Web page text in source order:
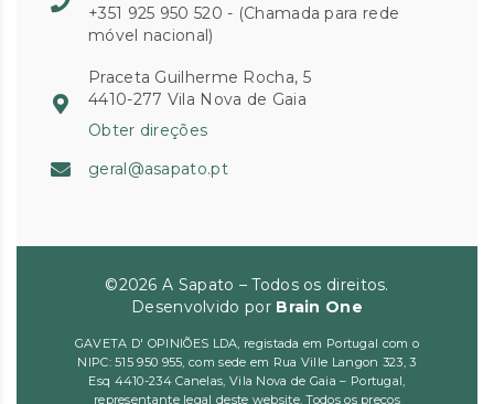
+351 925 950 520 - (Chamada para rede
móvel nacional)
Praceta Guilherme Rocha, 5
4410-277 Vila Nova de Gaia
Obter direções
geral@asapato.pt
©2026 A Sapato – Todos os direitos.
Desenvolvido por Brain One
GAVETA D' OPINIÕES LDA, registada em Portugal com o
NIPC: 515 950 955, com sede em Rua Ville Langon 323, 3
Esq 4410-234 Canelas, Vila Nova de Gaia – Portugal,
representante legal deste website. Todos os preços